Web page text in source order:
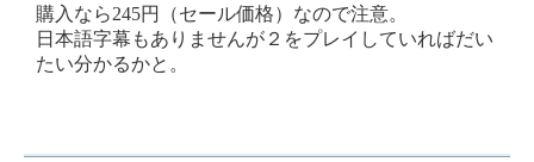
購入なら245円（セール価格）なので注意。
日本語字幕もありませんが２をプレイしていればだい
たい分かるかと。